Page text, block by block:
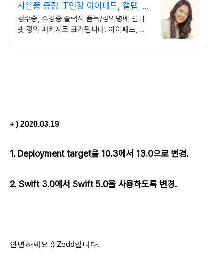
사은품 증정 IT인강 아이패드, 갤탭, 노
트북 등
영수증, 수강증 출력시 품목/강의명에 인터
넷 강의 패키지로 표기됩니다. 아이패드, 갤
+ ) 2020.03.19
1. Deployment target을 10.3에서 13.0으로 변경.
2. Swift 3.0에서 Swift 5.0을 사용하도록 변경.
안녕하세요 :) Zedd입니다.